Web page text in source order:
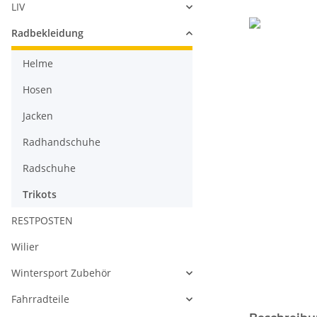
LIV
Radbekleidung
Helme
Hosen
Jacken
Radhandschuhe
Radschuhe
Trikots
RESTPOSTEN
Wilier
Wintersport Zubehör
Fahrradteile